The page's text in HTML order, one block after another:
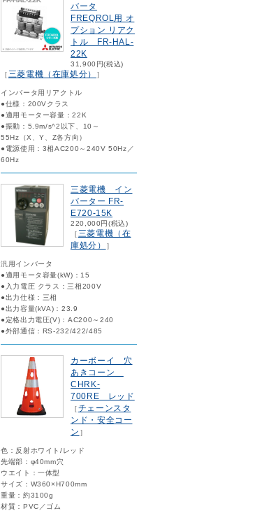
バータ
FREQROL用 オ
プション リアク
トル FR-HAL-
22K
31,900円(税込)
［三菱電機（在庫処分） ］
インバータ用リアクトル
●仕様：200Vクラス
●適用モーター容量：22K
●振動：5.9m/s^2以下、10～
55Hz（X、Y、Z各方向）
●電源使用：3相AC200～240V 50Hz／
60Hz
三菱電機 イン
バーター FR-
E720-15K
220,000円(税込)
［三菱電機（在
庫処分）
］
汎用インバータ
●適用モータ容量(kW)：15
●入力電圧 クラス：三相200V
●出力仕様：三相
●出力容量(kVA)：23.9
●定格出力電圧(V)：AC200～240
●外部通信：RS-232/422/485
カーボーイ 穴
あきコーン
CHRK-
700RE レッド
［チェーンスタ
ンド・安全コー
ン ］
色：反射ホワイト/レッド
先端部：φ40mm穴
ウエイト：一体型
サイズ：W360×H700mm
重量：約3100g
材質：PVC／ゴム